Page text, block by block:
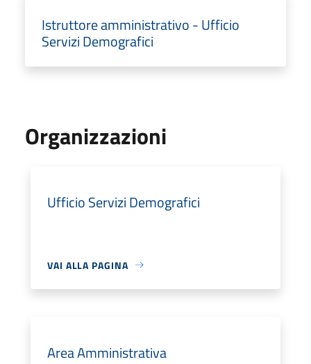
Istruttore amministrativo - Ufficio
Servizi Demografici
Organizzazioni
Ufficio Servizi Demografici
VAI ALLA PAGINA
Area Amministrativa